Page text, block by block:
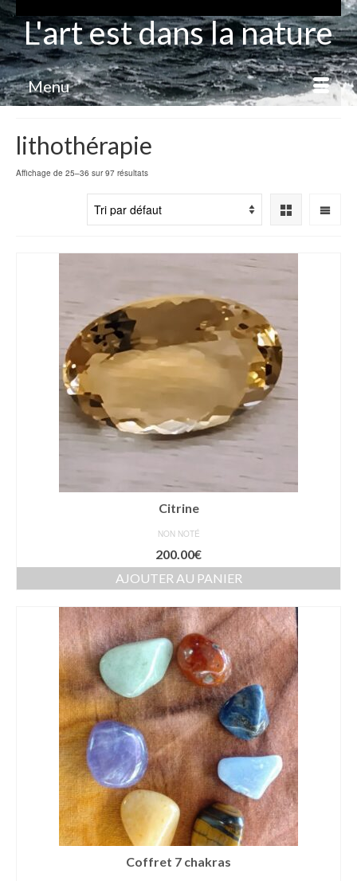
L'art est dans la nature
Menu
lithothérapie
Affichage de 25–36 sur 97 résultats
Citrine
NON NOTÉ
200.00€
AJOUTER AU PANIER
Coffret 7 chakras